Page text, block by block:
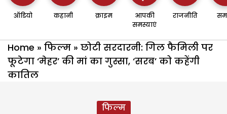
ऑडियो कहानी क्राइम
आपकी
समस्याएं
राजनीति
Home » फिल्म » छोटी सरदारनी: गिल फैमिली पर
फूटेगा ‘मेहर’ की मां का गुस्सा, ‘सरब’ को कहेंगी
कातिल
फिल्म